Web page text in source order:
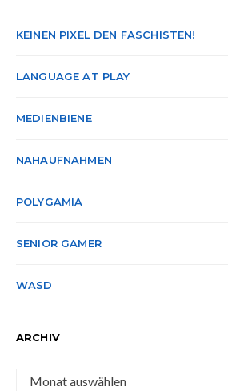
KEINEN PIXEL DEN FASCHISTEN!
LANGUAGE AT PLAY
MEDIENBIENE
NAHAUFNAHMEN
POLYGAMIA
SENIOR GAMER
WASD
ARCHIV
Archiv